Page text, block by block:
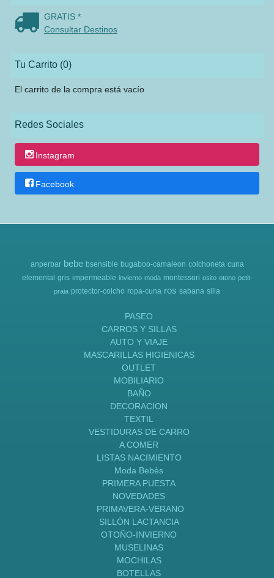
GRATIS *
Consultar Destinos
Tu Carrito (0)
El carrito de la compra está vacío
Redes Sociales
Instagram
Facebook
anperbar bebe bsensible bugaboo-camaleon colchoneta cuna
elemental gris impermeable invierno moda montessori osito otono petit-
praia protector-colcho ropa-cuna ros sabana silla
PASEO
CARROS Y SILLAS
AUTO Y VIAJE
MASCARILLAS HIGIENICAS
OUTLET
MOBILIARIO
BAÑO
DECORACION
TEXTIL
VESTIDURAS DE CARRO
A COMER
LISTAS NACIMIENTO
Moda Bebès
PRIMERA PUESTA
NOVEDADES
PRIMAVERA-VERANO
SILLÒN LACTANCIA
OTOÑO-INVIERNO
MUSELINAS
MOCHILAS
BOTELLAS